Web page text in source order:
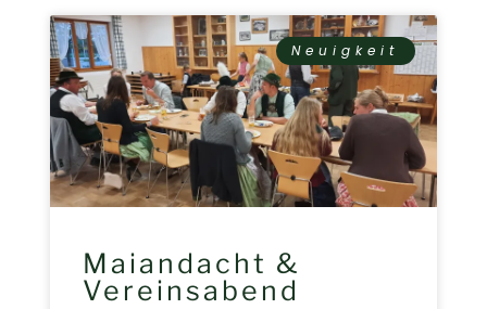
Neuigkeit
Maiandacht &
Vereinsabend